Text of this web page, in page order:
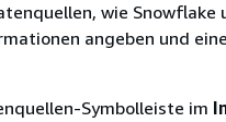
wie Snowflake
angeben und
Symbolleiste im